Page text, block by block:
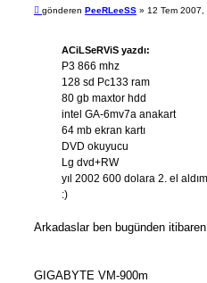
ı
ı
Mgönderen PeeRLeeSS » 12 Tem
ACiLSeRViS yazdı:
P3 866 mhz
128 sd Pc133 ram
80 gb maxtor hdd
intel GA-6mv7a anakart
64 mb ekran kartı
DVD okuyucu
Lg dvd+RW
yıl 2002 600 dolara 2. el
:)
Arkadaslar ben bugünden
GIGABYTE VM-900m